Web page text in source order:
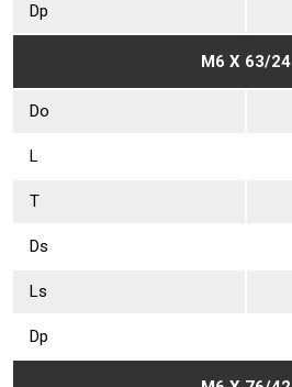
Dр
М6 Х 63/24
Dо
L
Т
Ds
Ls
Dр